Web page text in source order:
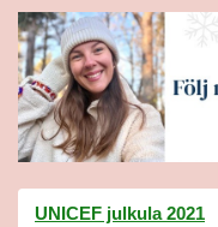
Inläggsnavigering
UNICEF julkula 2021